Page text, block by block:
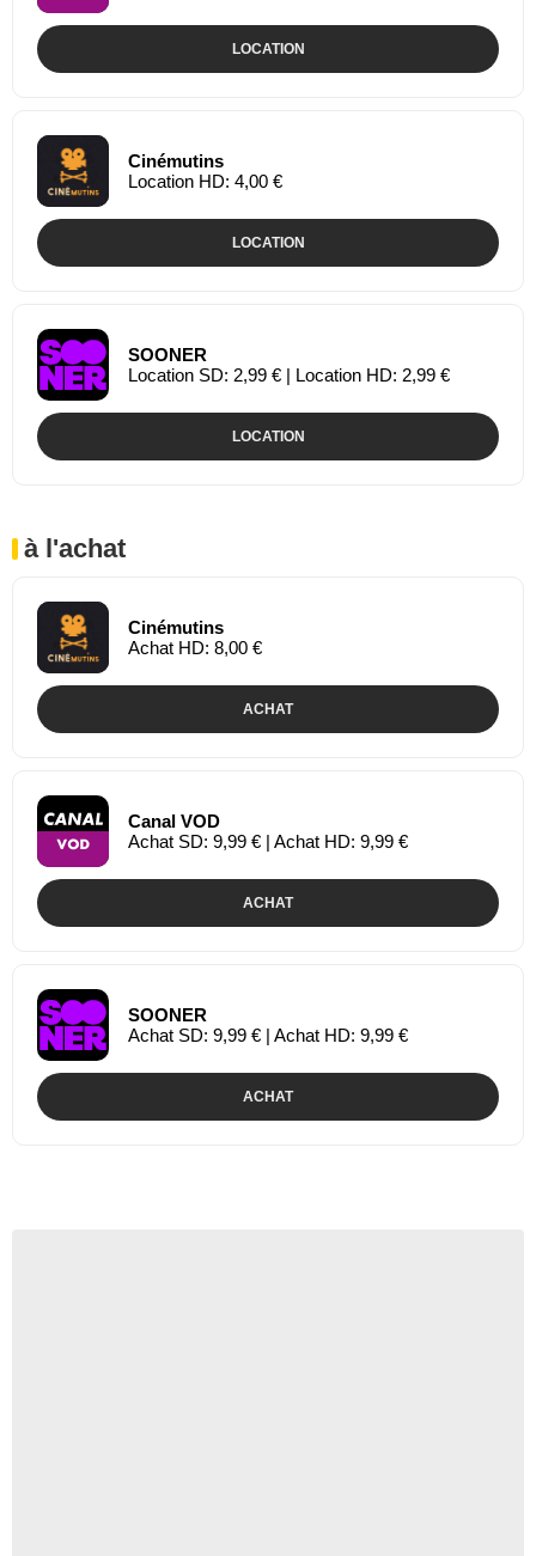
LOCATION
Cinémutins
Location HD: 4,00 €
LOCATION
SOONER
Location SD: 2,99 € | Location HD: 2,99 €
LOCATION
à l'achat
Cinémutins
Achat HD: 8,00 €
ACHAT
Canal VOD
Achat SD: 9,99 € | Achat HD: 9,99 €
ACHAT
SOONER
Achat SD: 9,99 € | Achat HD: 9,99 €
ACHAT